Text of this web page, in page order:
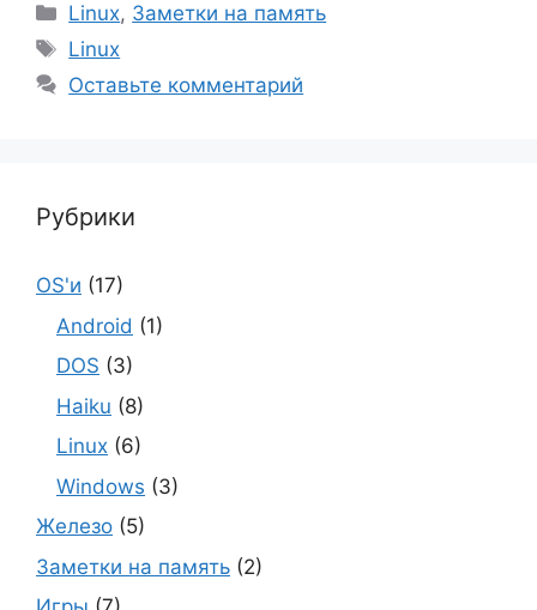
Рубрики
Linux, Заметки на память
Метки
Linux
Оставьте комментарий
Рубрики
OS'и (17)
Android (1)
DOS (3)
Haiku (8)
Linux (6)
Windows (3)
Железо (5)
Заметки на память (2)